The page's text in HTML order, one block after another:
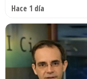
Hace 1 día